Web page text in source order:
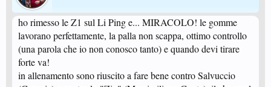
ho rimesso le Z1 sul Li Ping e... MIRACOLO! le gomme
lavorano perfettamente, la palla non scappa, ottimo controllo
(una parola che io non conosco tanto) e quando devi tirare
forte va!
in allenamento sono riuscito a fare bene contro Salvuccio